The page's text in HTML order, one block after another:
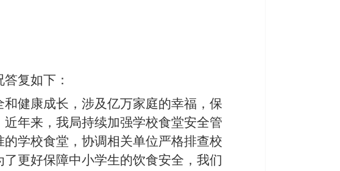
复如下：
健康成长，涉及亿万家庭的幸福，保
近年来，我局持续加强学校食堂安全管
学校食堂，协调相关单位严格排查校
了更好保障中小学生的饮食安全 ，我们